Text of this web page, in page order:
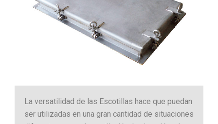
La versatilidad de las Escotillas hace que puedan
ser utilizadas en una gran cantidad de situaciones